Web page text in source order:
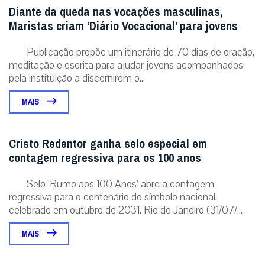
Diante da queda nas vocações masculinas,
Maristas criam ‘Diário Vocacional’ para jovens
Publicação propõe um itinerário de 70 dias de oração,
meditação e escrita para ajudar jovens acompanhados
pela instituição a discernirem o...
MAIS
Cristo Redentor ganha selo especial em
contagem regressiva para os 100 anos
Selo ‘Rumo aos 100 Anos’ abre a contagem
regressiva para o centenário do símbolo nacional,
celebrado em outubro de 2031. Rio de Janeiro (31/07/...
MAIS